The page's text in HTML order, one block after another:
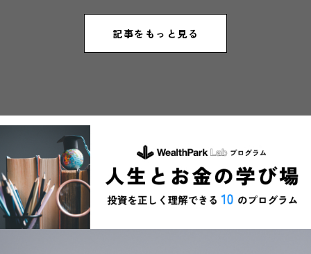
記事をもっと見る